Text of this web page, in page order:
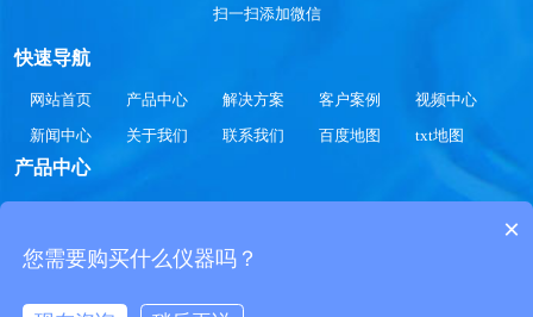
扫一扫添加微信
快速导航
网站首页 产品中心 解决方案 客户案例
视频中心
新闻中心
关于我们 联系我们 百度地图 txt地图
产品中心
智慧光伏
智慧环境
家参数SDFTWLW.COM All Rights Reserved.
×
您需要购买什么仪器吗？